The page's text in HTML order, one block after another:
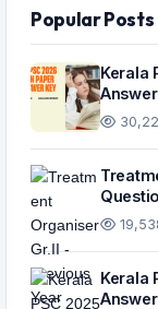
Popular Posts
Kerala
Kerala